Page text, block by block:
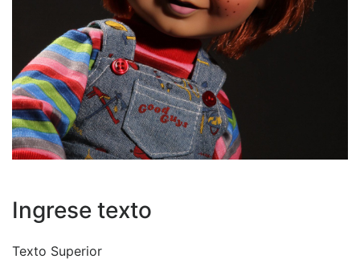
Ingrese texto
Texto Superior